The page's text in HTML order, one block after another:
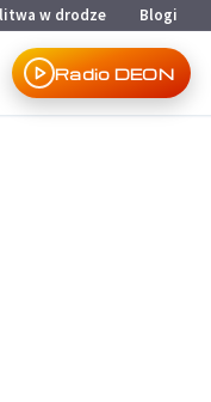
w drodze Blogi
Radio DEON